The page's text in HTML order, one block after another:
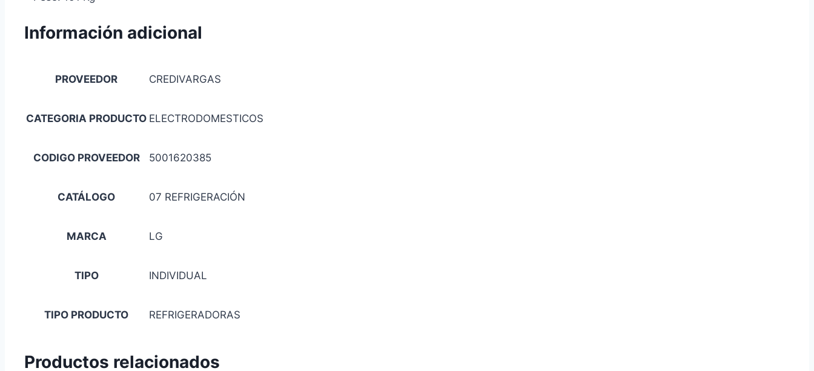
Información adicional
PROVEEDOR CREDIVARGAS
CATEGORIA PRODUCTO ELECTRODOMESTICOS
CODIGO PROVEEDOR 5001620385
CATÁLOGO 07 REFRIGERACIÓN
MARCA LG
TIPO INDIVIDUAL
TIPO PRODUCTO REFRIGERADORAS
Productos relacionados